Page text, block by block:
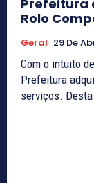
Prefeitura
Rolo
Geral 29 De
Com o intuito
Prefeitura
serviços.